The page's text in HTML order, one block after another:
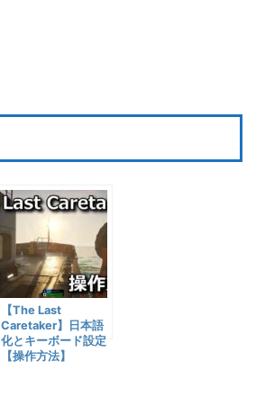
【The Last
Caretaker】日本語
化とキーボード設定
【操作方法】